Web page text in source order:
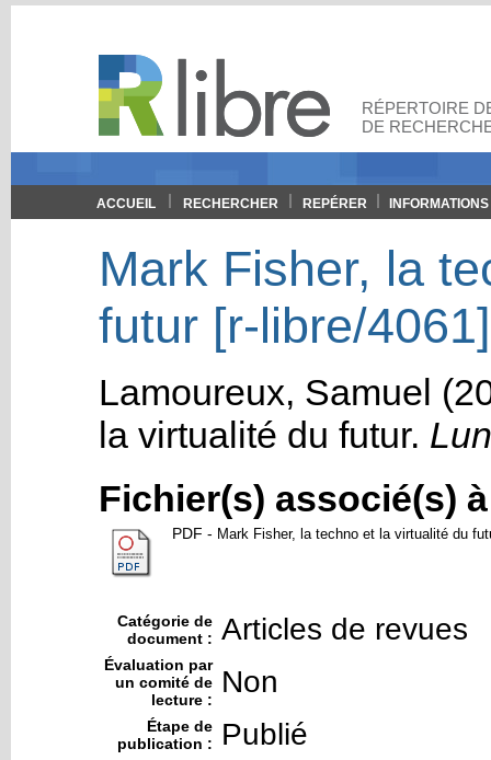
RÉPERTOIRE
DE
ACCUEIL RECHERCHER REPÉRER INFORMATIONS
Mark Fisher, la
futur [r-libre/4061]
Lamoureux, Samuel
la virtualité du futur.
Fichier(s) associé(s)
PDF - Mark Fisher, la techno et la virtualité du
Catégorie de
document : Articles de revues
Évaluation par
un comité de
lecture :
Non
Étape de
publication :
Publié